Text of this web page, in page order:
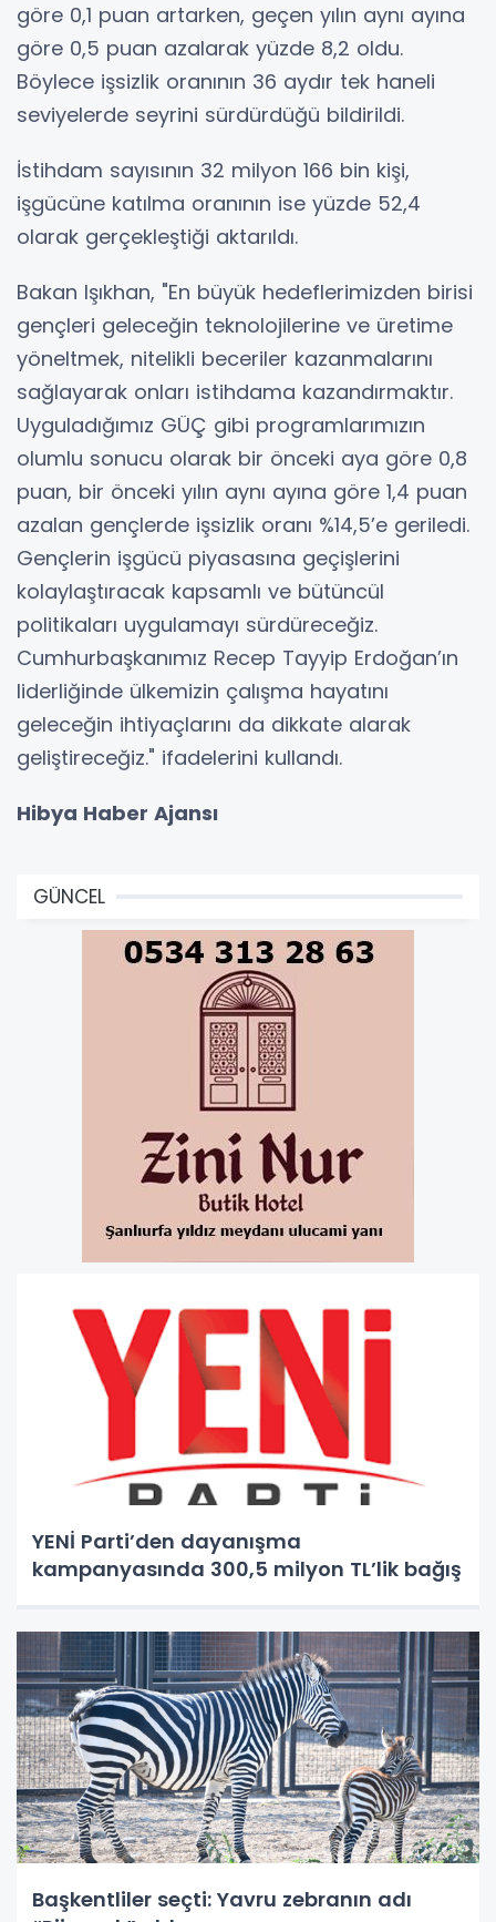
göre 0,1 puan artarken, geçen yılın aynı ayına
göre 0,5 puan azalarak yüzde 8,2 oldu.
Böylece işsizlik oranının 36 aydır tek haneli
seviyelerde seyrini sürdürdüğü bildirildi.
İstihdam sayısının 32 milyon 166 bin kişi,
işgücüne katılma oranının ise yüzde 52,4
olarak gerçekleştiği aktarıldı.
Bakan Işıkhan, "En büyük hedeflerimizden birisi
gençleri geleceğin teknolojilerine ve üretime
yöneltmek, nitelikli beceriler kazanmalarını
sağlayarak onları istihdama kazandırmaktır.
Uyguladığımız GÜÇ gibi programlarımızın
olumlu sonucu olarak bir önceki aya göre 0,8
puan, bir önceki yılın aynı ayına göre 1,4 puan
azalan gençlerde işsizlik oranı %14,5’e geriledi.
Gençlerin işgücü piyasasına geçişlerini
kolaylaştıracak kapsamlı ve bütüncül
politikaları uygulamayı sürdüreceğiz.
Cumhurbaşkanımız Recep Tayyip Erdoğan’ın
liderliğinde ülkemizin çalışma hayatını
geleceğin ihtiyaçlarını da dikkate alarak
geliştireceğiz." ifadelerini kullandı.
Hibya Haber Ajansı
GÜNCEL
YENİ Parti’den dayanışma
kampanyasında 300,5 milyon TL’lik bağış
Başkentliler seçti: Yavru zebranın adı